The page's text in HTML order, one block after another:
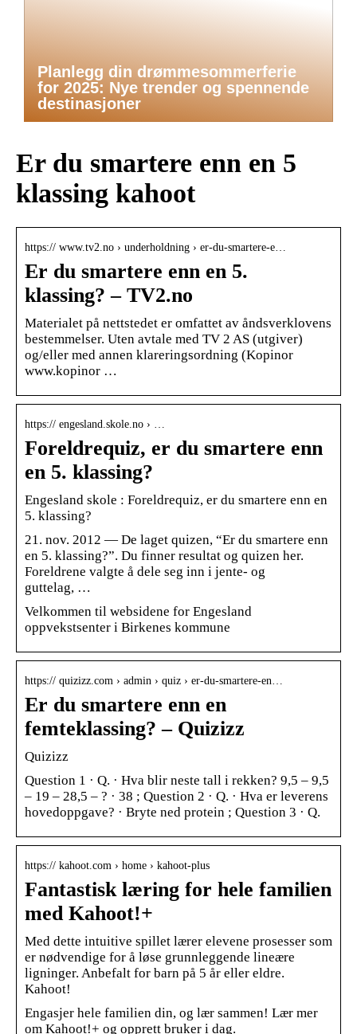
Planlegg din drømmesommerferie
for 2025: Nye trender og spennende
destinasjoner
Er du smartere enn en 5
klassing kahoot
https:// www.tv2.no › underholdning › er-du-smartere-e…
Er du smartere enn en 5.
klassing? – TV2.no
Materialet på nettstedet er omfattet av åndsverklovens
bestemmelser. Uten avtale med TV 2 AS (utgiver)
og/eller med annen klareringsordning (Kopinor
www.kopinor …
https:// engesland.skole.no › …
Foreldrequiz, er du smartere enn
en 5. klassing?
Engesland skole : Foreldrequiz, er du smartere enn en
5. klassing?
21. nov. 2012 — De laget quizen, “Er du smartere enn
en 5. klassing?”. Du finner resultat og quizen her.
Foreldrene valgte å dele seg inn i jente- og
guttelag, …
Velkommen til websidene for Engesland
oppvekstsenter i Birkenes kommune
https:// quizizz.com › admin › quiz › er-du-smartere-en…
Er du smartere enn en
femteklassing? – Quizizz
Quizizz
Question 1 · Q. · Hva blir neste tall i rekken? 9,5 – 9,5
– 19 – 28,5 – ? · 38 ; Question 2 · Q. · Hva er leverens
hovedoppgave? · Bryte ned protein ; Question 3 · Q.
https:// kahoot.com › home › kahoot-plus
Fantastisk læring for hele familien
med Kahoot!+
Med dette intuitive spillet lærer elevene prosesser som
er nødvendige for å løse grunnleggende lineære
ligninger. Anbefalt for barn på 5 år eller eldre.
Kahoot!
Engasjer hele familien din, og lær sammen! Lær mer
om Kahoot!+ og opprett bruker i dag.